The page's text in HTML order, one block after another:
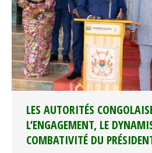
LES AUTORITÉS
L’ENGAGEMENT, LE
COMBATIVITÉ DU